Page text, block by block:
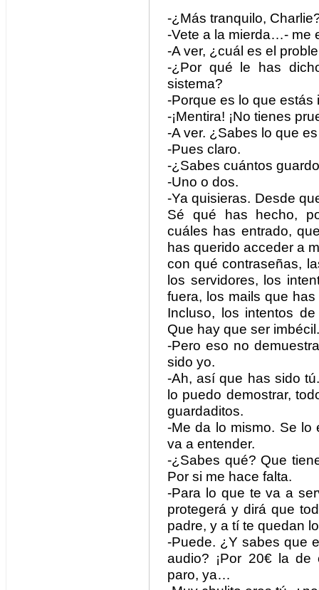
-¿Más tranquilo,
-Vete a la mierda…- me
-A ver, ¿cuál es el
-¿Por qué le has
sistema?
-Porque es lo que
-¡Mentira! ¡No tienes
-A ver. ¿Sabes lo que
-Pues claro.
-¿Sabes cuántos
-Uno o dos.
-Ya quisieras. Desde
Sé qué has hecho,
cuáles has entrado,
has querido acceder a
con qué contraseñas,
los servidores, los
fuera, los mails que
Incluso, los intentos
Que hay que ser imbécil.
-Pero eso no
sido yo.
-Ah, así que has sido
lo puedo demostrar,
guardaditos.
-Me da lo mismo. Se
va a entender.
-¿Sabes qué? Que
Por si me hace falta.
-Para lo que te va a
protegerá y dirá que
padre, y a tí te quedan
-Puede. ¿Y sabes que
audio? ¡Por 20€ la
paro, ya…